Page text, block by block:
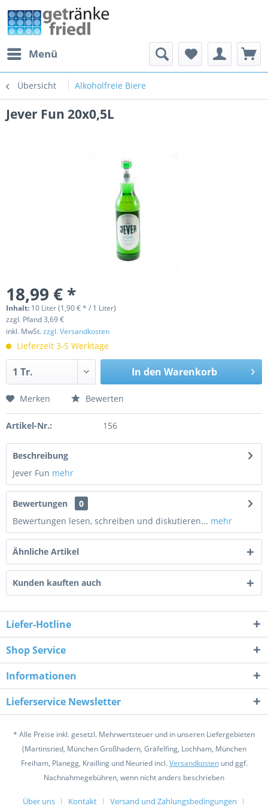
Menü
Übersicht Alkoholfreie Biere
Jever Fun 20x0,5L
18,99 € *
Inhalt: 10 Liter (1,90 € * / 1 Liter)
zzgl. Pfand 3,69 €
inkl. MwSt.zzgl. Versandkosten
Lieferzeit 3-5 Werktage
In den Warenkorb
Merken Bewerten
Artikel-Nr.: 156
Beschreibung
Jever Fun mehr
Bewertungen
0
Bewertungen lesen, schreiben und diskutieren... mehr
Ähnliche Artikel
Kunden kauften auch
Liefer-Hotline
Shop Service
Informationen
Lieferservice Newsletter
* Alle Preise inkl. gesetzl. Mehrwertsteuer und in unseren Liefergebieten
(Martinsried, München Großhadern, Gräfelfing, Lochham, München
Freiham, Planegg, Krailling und Neuried incl.Versandkostenund ggf.
Nachnahmegebühren, wenn nicht anders beschrieben
Über uns Kontakt Versand und Zahlungsbedingungen